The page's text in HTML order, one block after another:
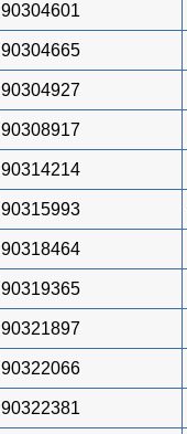
90304601
90304665
90304927
90308917
90314214
90315993
90318464
90319365
90321897
90322066
90322381